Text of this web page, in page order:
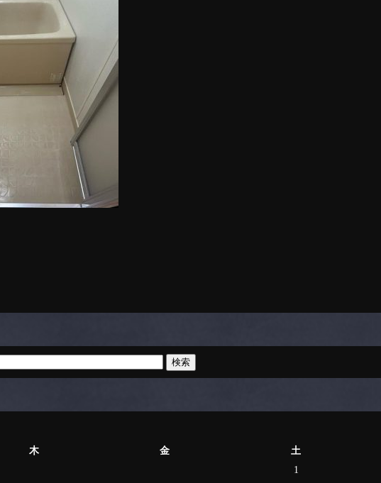
木 金 土
1